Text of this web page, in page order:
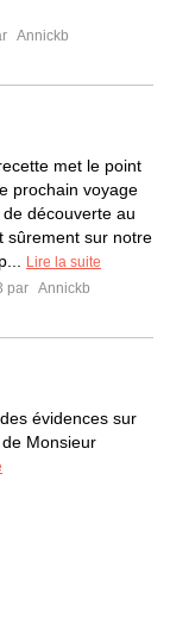
Annickb
met le point
prochain voyage
découverte au
sûrement sur notre
Lire la suite
par Annickb
évidences sur
Monsieur